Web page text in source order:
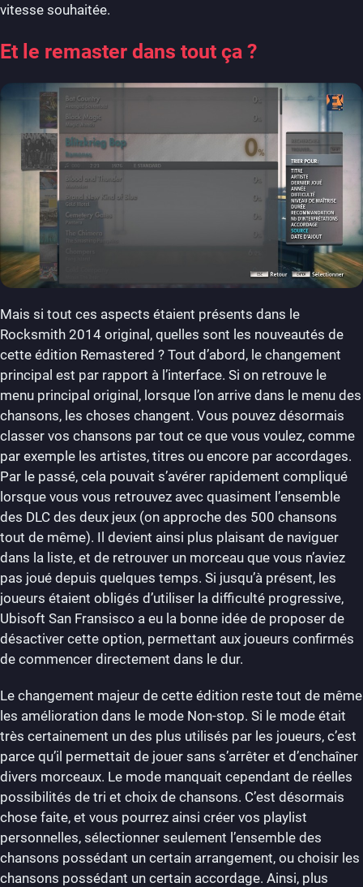
vitesse souhaitée.
Et le remaster dans tout ça ?
Mais si tout ces aspects étaient présents dans le
Rocksmith 2014 original, quelles sont les nouveautés de
cette édition Remastered ? Tout d’abord, le changement
principal est par rapport à l’interface. Si on retrouve le
menu principal original, lorsque l’on arrive dans le menu des
chansons, les choses changent. Vous pouvez désormais
classer vos chansons par tout ce que vous voulez, comme
par exemple les artistes, titres ou encore par accordages.
Par le passé, cela pouvait s’avérer rapidement compliqué
lorsque vous vous retrouvez avec quasiment l’ensemble
des DLC des deux jeux (on approche des 500 chansons
tout de même). Il devient ainsi plus plaisant de naviguer
dans la liste, et de retrouver un morceau que vous n’aviez
pas joué depuis quelques temps. Si jusqu’à présent, les
joueurs étaient obligés d’utiliser la difficulté progressive,
Ubisoft San Fransisco a eu la bonne idée de proposer de
désactiver cette option, permettant aux joueurs confirmés
de commencer directement dans le dur.
Le changement majeur de cette édition reste tout de même
les amélioration dans le mode Non-stop. Si le mode était
très certainement un des plus utilisés par les joueurs, c’est
parce qu’il permettait de jouer sans s’arrêter et d’enchaîner
divers morceaux. Le mode manquait cependant de réelles
possibilités de tri et choix de chansons. C’est désormais
chose faite, et vous pourrez ainsi créer vos playlist
personnelles, sélectionner seulement l’ensemble des
chansons possédant un certain arrangement, ou choisir les
chansons possédant un certain accordage. Ainsi, plus